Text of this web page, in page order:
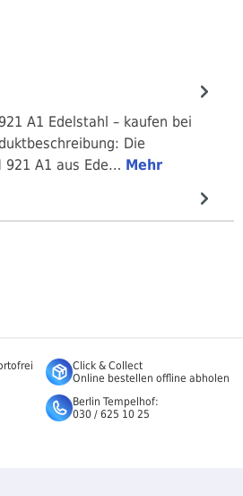
A1 Edelstahl – kaufen bei
Die
921 A1 aus Ede… Mehr
Click & Collect
Online bestellen offline abholen
Berlin Tempelhof:
030 / 625 10 25